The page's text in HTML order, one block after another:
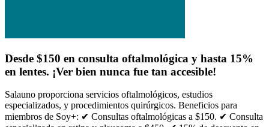
Desde $150 en consulta oftalmológica y hasta 15%
en lentes. ¡Ver bien nunca fue tan accesible!
Salauno proporciona servicios oftalmológicos, estudios
especializados, y procedimientos quirúrgicos. Beneficios para
miembros de Soy+: ✔ Consultas oftalmológicas a $150. ✔ Consulta